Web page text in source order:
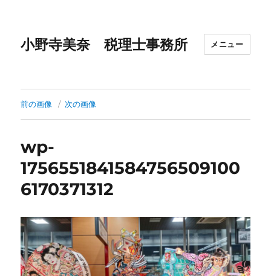
小野寺美奈 税理士事務所 メニュー
前の画像 次の画像
wp-
1756551841584756509100
6170371312